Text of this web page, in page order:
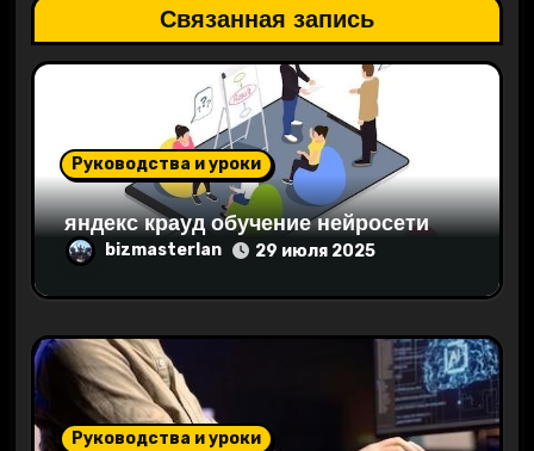
а
и
с
м
Связанная запись
Руководства и уроки
яндекс крауд обучение нейросети
bizmasterlan 29 июля 2025
Руководства и уроки